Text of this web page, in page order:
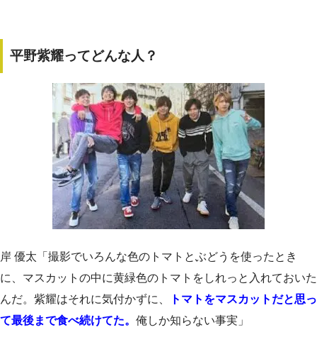
平野紫耀ってどんな人？
岸 優太「撮影でいろんな色のトマトとぶどうを使ったとき
に、マスカットの中に黄緑色のトマトをしれっと入れておいた
んだ。紫耀はそれに気付かずに、
トマトをマスカットだと思っ
て最後まで食べ続けてた。 俺しか知らない事実」